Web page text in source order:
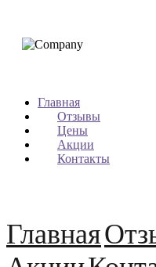
Главная
Отзывы
Цены
Акции
Контакты
Главная